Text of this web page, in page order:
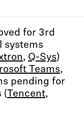
for 3rd
systems
, Q-Sys)
Teams,
pending for
( Tencent,